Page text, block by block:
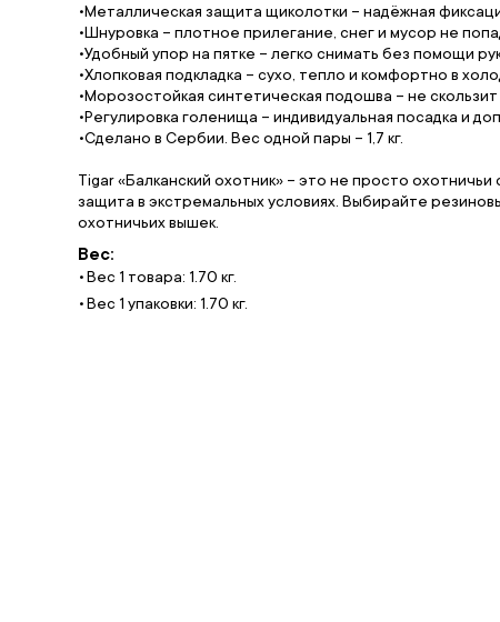
•Металлическая защита щиколотки – надёжная
•Шнуровка – плотное прилегание, снег и мусор не
•Удобный упор на пятке – легко снимать без помощи
•Хлопковая подкладка – сухо, тепло и комфортно в
•Морозостойкая синтетическая подошва – не
•Регулировка голенища – индивидуальная посадка и
•Сделано в Сербии. Вес одной пары – 1,7 кг.
Tigar «Балканский охотник» – это не просто
защита в экстремальных условиях. Выбирайте
охотничьих вышек.
Вес:
Вес 1 товара: 1.70 кг.
Вес 1 упаковки: 1.70 кг.